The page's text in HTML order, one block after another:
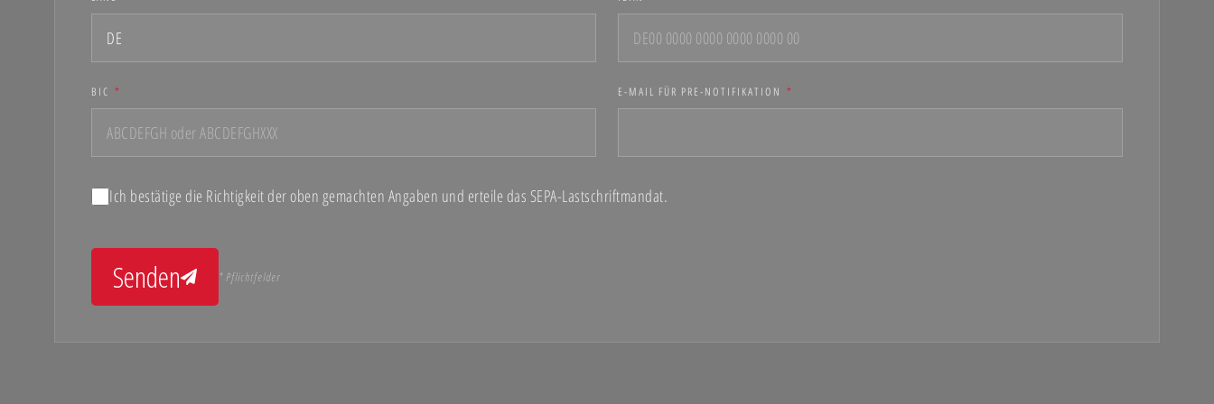
BIC * E-MAIL FÜR PRE-NOTIFIKATION *
Ich bestätige die Richtigkeit der oben gemachten Angaben und erteile das SEPA-Lastschriftmandat.
Senden * Pflichtfelder